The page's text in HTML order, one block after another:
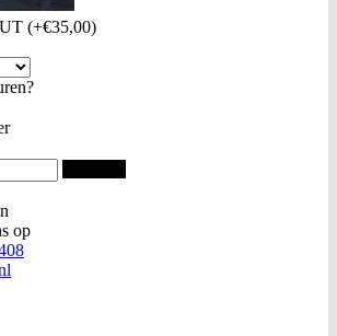
(+€35,00)
op